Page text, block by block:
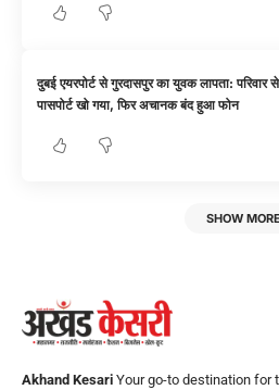
दुबई एयरपोर्ट से गुरदासपुर का युवक लापता: परिवार
पासपोर्ट खो गया, फिर अचानक बंद हुआ फोन
SHOW MORE
Akhand Kesari Your go-to destination for